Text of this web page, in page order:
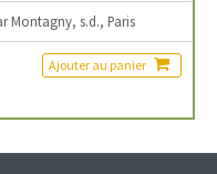
Montagny, s.d., Paris
Ajouter au panier